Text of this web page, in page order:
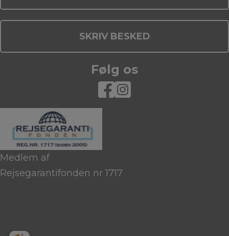
SKRIV BESKED
Følg os
Medlem af
Rejsegarantifonden nr 1717